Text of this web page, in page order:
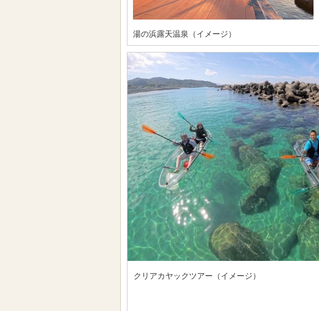
湯の浜露天温泉（イメージ）
クリアカヤックツアー（イメージ）